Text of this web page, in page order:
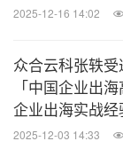
2025-12-16 14:02
众合云科张轶
「中国企业出
企业出海实战经
2025-12-03 14:33